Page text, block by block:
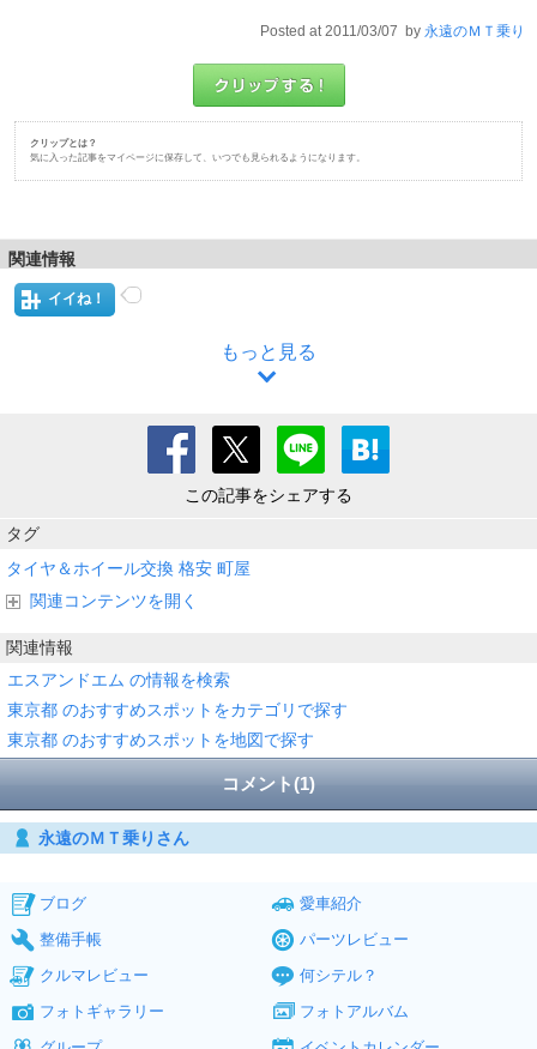
Posted at 2011/03/07 by 永遠のＭＴ乗り
クリップとは？
気に入った記事をマイページに保存して、いつでも見られるようになります。
関連情報
イイね！
もっと見る
この記事をシェアする
タグ
タイヤ＆ホイール交換 格安 町屋
関連コンテンツを開く
関連情報
エスアンドエム の情報を検索
東京都 のおすすめスポットをカテゴリで探す
東京都 のおすすめスポットを地図で探す
コメント(1)
永遠のＭＴ乗りさん
ブログ
愛車紹介
整備手帳
パーツレビュー
クルマレビュー
何シテル？
フォトギャラリー
フォトアルバム